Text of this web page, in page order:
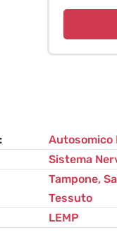
Autosomico
Sistema
Tampone,
Tessuto
LEMP